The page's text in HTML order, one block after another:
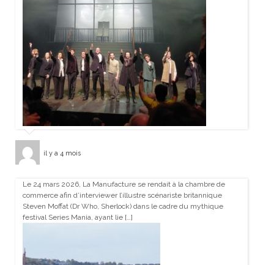
il y a 4 mois
Le 24 mars 2026, La Manufacture se rendait à la chambre de
commerce afin d’interviewer l’illustre scénariste britannique
Steven Moffat (Dr Who, Sherlock) dans le cadre du mythique
festival Series Mania, ayant lie […]